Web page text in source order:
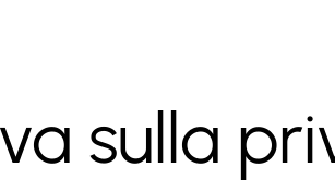
sulla